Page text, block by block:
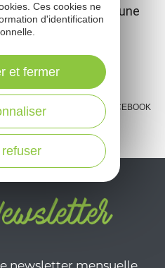
un musée, une
une bibliothèque
MESSENGER FACEBOOK
Ces cookies ne
d'identification
et fermer